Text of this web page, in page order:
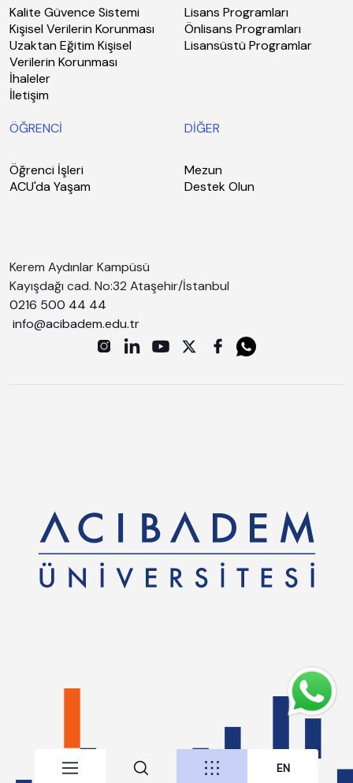
Kalite Güvence Sistemi
Kişisel Verilerin Korunması
Uzaktan Eğitim Kişisel
Verilerin Korunması
İhaleler
İletişim
Lisans Programları
Önlisans Programları
Lisansüstü Programlar
ÖĞRENCİ
Öğrenci İşleri
ACU'da Yaşam
DİĞER
Mezun
Destek Olun
Kerem Aydınlar Kampüsü
Kayışdağı cad. No:32 Ataşehir/İstanbul
0216 500 44 44
info@acibadem.edu.tr